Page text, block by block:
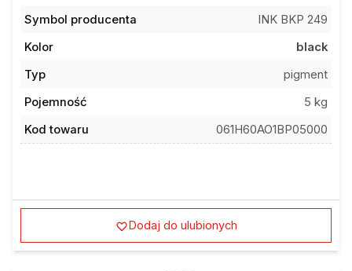
Symbol producenta
INK BKP 249
Kolor
black
Typ
pigment
Pojemność
5 kg
Kod towaru
061H60AO1BP05000
Dodaj do ulubionych